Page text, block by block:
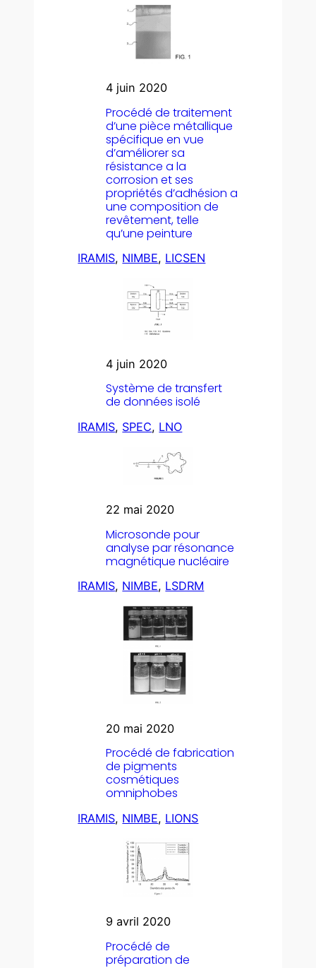
4 juin 2020
Procédé de traitement
d’une pièce métallique
spécifique en vue
d’améliorer sa
résistance a la
corrosion et ses
propriétés d’adhésion a
une composition de
revêtement, telle
qu’une peinture
IRAMIS, NIMBE, LICSEN
4 juin 2020
Système de transfert
de données isolé
IRAMIS, SPEC, LNO
22 mai 2020
Microsonde pour
analyse par résonance
magnétique nucléaire
IRAMIS, NIMBE, LSDRM
20 mai 2020
Procédé de fabrication
de pigments
cosmétiques
omniphobes
IRAMIS, NIMBE, LIONS
9 avril 2020
Procédé de
préparation de